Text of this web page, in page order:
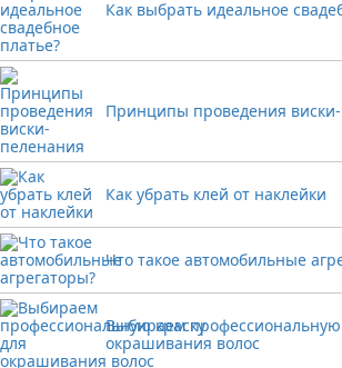
Как выбрать идеальное
Принципы проведения
Как убрать клей от наклейки
Что такое автомобильные
Выбираем профессиональную
окрашивания волос